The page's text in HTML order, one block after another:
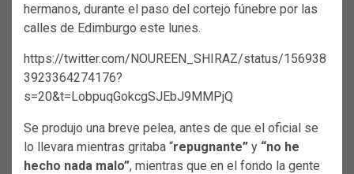
hermanos, durante el paso del cortejo fúnebre por las
calles de Edimburgo este lunes.
https://twitter.com/NOUREEN_SHIRAZ/status/156938
3923364274176?
s=20&t=LobpuqGokcgSJEbJ9MMPjQ
Se produjo una breve pelea, antes de que el oficial se
lo llevara mientras gritaba “repugnante” y “no he
hecho nada malo”, mientras que en el fondo la gente